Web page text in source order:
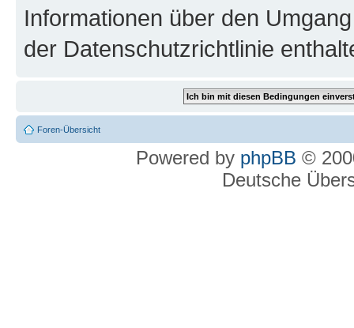
Informationen über den
der Datenschutzrichtlinie
Foren-Übersicht
Powered by phpBB ©
Deutsche